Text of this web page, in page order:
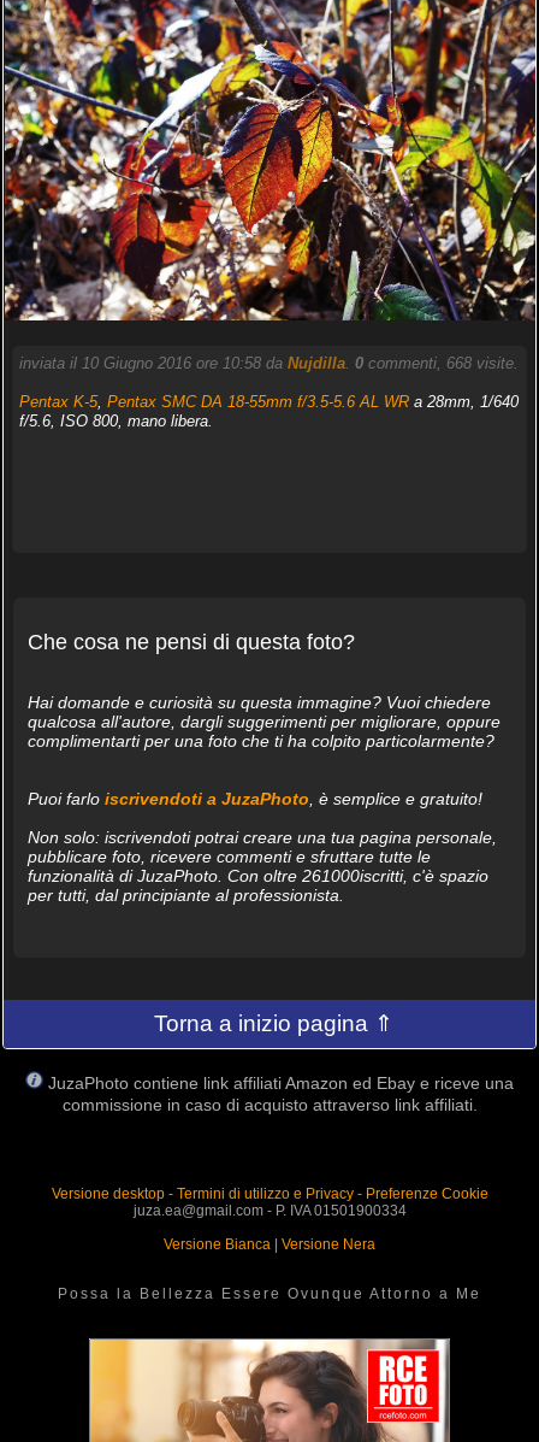
inviata il 10 Giugno 2016 ore 10:58 da Nujdilla. 0commenti, 668 visite.
Pentax K-5, Pentax SMC DA 18-55mm f/3.5-5.6 AL WRa 28mm, 1/640
f/5.6, ISO 800, mano libera.
Che cosa ne pensi di questa foto?
Hai domande e curiosità su questa immagine? Vuoi chiedere
qualcosa all'autore, dargli suggerimenti per migliorare, oppure
complimentarti per una foto che ti ha colpito particolarmente?
Puoi farlo iscrivendoti a JuzaPhoto , è semplice e gratuito!
Non solo: iscrivendoti potrai creare una tua pagina personale,
pubblicare foto, ricevere commenti e sfruttare tutte le
funzionalità di JuzaPhoto. Con oltre 261000iscritti, c'è spazio
per tutti, dal principiante al professionista.
Torna a inizio pagina ⇑
JuzaPhoto contiene link affiliati Amazon ed Ebay e riceve una
commissione in caso di acquisto attraverso link affiliati.
Versione desktop- Termini di utilizzo e Privacy- Preferenze Cookie
juza.ea@gmail.com - P. IVA 01501900334
Versione Bianca
Versione Nera
Possa la Bellezza Essere Ovunque Attorno a Me